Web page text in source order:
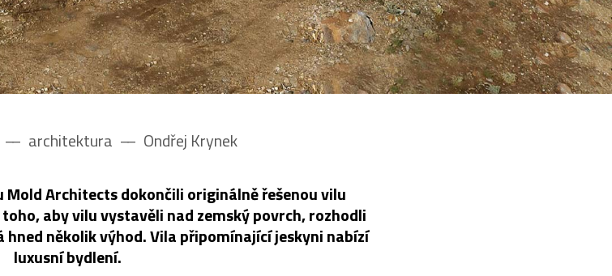
–– architektura –– Ondřej Krynek
Architects dokončili originálně řešenou vilu
aby vilu vystavěli nad zemský povrch, rozhodli
hned několik výhod. Vila připomínající jeskyni nabízí
luxusní bydlení.